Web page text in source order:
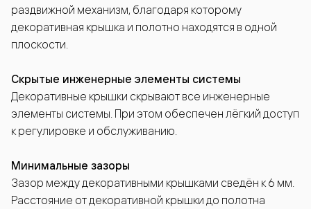
раздвижной механизм, благодаря которому
декоративная крышка и полотно находятся в одной
плоскости.
Скрытые инженерные элементы системы
Декоративные крышки скрывают все инженерные
элементы системы. При этом обеспечен лёгкий доступ
к регулировке и обслуживанию.
Минимальные зазоры
Зазор между декоративными крышками сведён к 6 мм.
Расстояние от декоративной крышки до полотна